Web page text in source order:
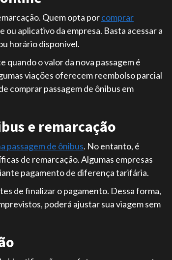
Quem opta porcomprar
aplicativo da empresa. Basta acessar a
horário disponível.
quando o valor da nova passagem é
viações oferecem reembolso parcial
comprar passagem de ônibus em
e remarcação
passagem de ônibus. No entanto, é
de remarcação. Algumas empresas
pagamento de diferença tarifária.
de finalizar o pagamento. Dessa forma,
poderá ajustar sua viagem sem